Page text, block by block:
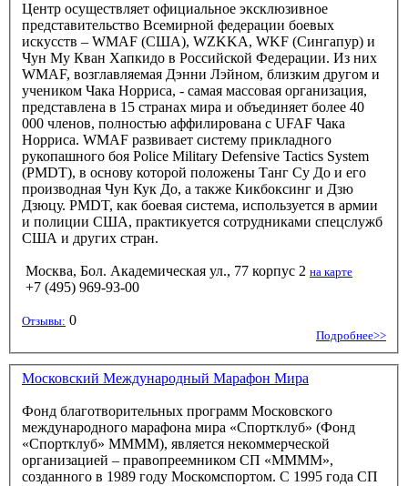
Центр осуществляет официальное эксклюзивное
представительство Всемирной федерации боевых
искусств – WMAF (США), WZKKA, WKF (Сингапур) и
Чун Му Кван Хапкидо в Российской Федерации. Из них
WMAF, возглавляемая Дэнни Лэйном, близким другом и
учеником Чака Норриса, - самая массовая организация,
представлена в 15 странах мира и объединяет более 40
000 членов, полностью аффилирована с UFAF Чака
Норриса. WMAF развивает систему прикладного
рукопашного боя Police Military Defensive Tactics System
(PMDT), в основу которой положены Танг Су До и его
производная Чун Кук До, а также Кикбоксинг и Дзю
Дзюцу. PMDT, как боевая система, используется в армии
и полиции США, практикуется сотрудниками спецслужб
США и других стран.
Москва, Бол. Академическая ул., 77 корпус 2 на карте
+7 (495) 969-93-00
Отзывы: 0
Подробнее>>
Московский Международный Марафон Мира
Фонд благотворительных программ Московского
международного марафона мира «Спортклуб» (Фонд
«Спортклуб» ММММ), является некоммерческой
организацией – правопреемником СП «ММММ»,
созданного в 1989 году Москомспортом. С 1995 года СП